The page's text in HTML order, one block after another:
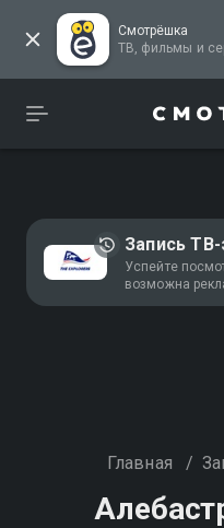
Смотрёшка
ТВ,
Запись
Успейте
возможна
Главная /